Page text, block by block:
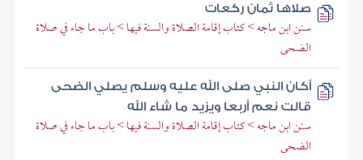
صلاها ثمان ركعات
سنن ابن ماجه > كتاب إقامة الصلاة والسنة فيها > باب ما جاء في صلاة
الضحى
أكان النبي صلى الله عليه وسلم يصلي الضحى
قالت نعم أربعا ويزيد ما شاء الله
سنن ابن ماجه > كتاب إقامة الصلاة والسنة فيها > باب ما جاء في صلاة
الضحى